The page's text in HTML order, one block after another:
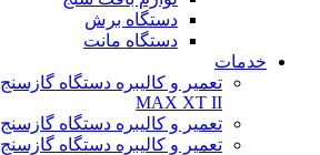
دستگاه برش
دستگاه مانت
خدمات
MAX XT II
تعمیر و کالیبره دستگاه گازسنج BW MICRO5
تعمیر و کالیبره دستگاه گازسنج ToxiRAE3